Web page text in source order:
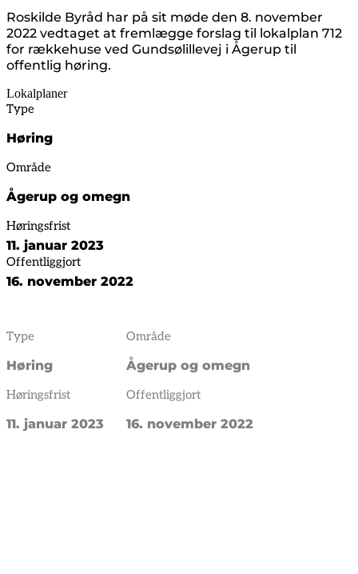
Roskilde Byråd har på sit møde den 8. november
2022 vedtaget at fremlægge forslag til lokalplan 712
for rækkehuse ved Gundsølillevej i Ågerup til
offentlig høring.
Lokalplaner
Type
Høring
Område
Ågerup og omegn
Høringsfrist
11. januar 2023
Offentliggjort
16. november 2022
Type
Høring
Område
Ågerup og omegn
Høringsfrist
11. januar 2023
Offentliggjort
16. november 2022